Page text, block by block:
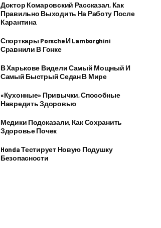
Доктор Комаровский Рассказал, Как
Правильно Выходить На Работу После
Карантина
Спорткары Porsche И Lamborghini
Сравнили В Гонке
В Харькове Видели Самый Мощный И
Самый Быстрый Седан В Мире
«Кухонные» Привычки, Способные
Навредить Здоровью
Медики Подсказали, Как Сохранить
Здоровье Почек
Honda Тестирует Новую Подушку
Безопасности